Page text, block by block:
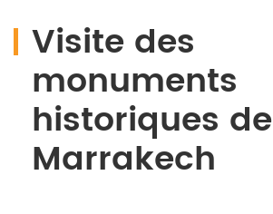
Visite des
monuments
historiques de
Marrakech